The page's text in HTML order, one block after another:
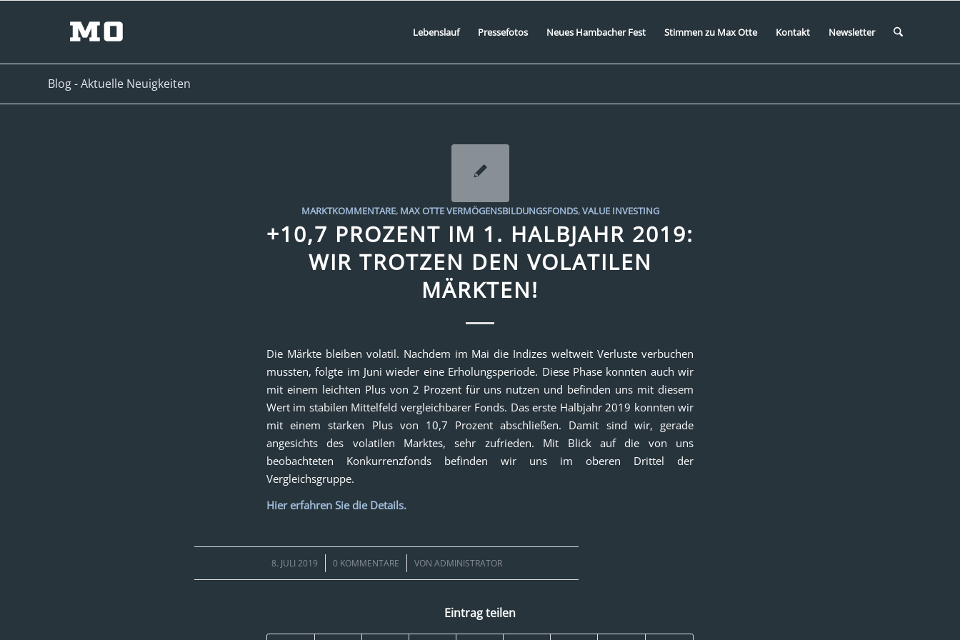
Lebenslauf Pressefotos Neues Hambacher Fest Stimmen zu Max Otte Kontakt Newsletter
Blog - Aktuelle Neuigkeiten
MARKTKOMMENTARE, MAX OTTE VERMÖGENSBILDUNGSFONDS,VALUE INVESTING
+10,7 PROZENT IM 1. HALBJAHR 2019:
WIR TROTZEN DEN VOLATILEN
MÄRKTEN!
Die Märkte bleiben volatil. Nachdem im Mai die Indizes weltweit Verluste verbuchen
mussten, folgte im Juni wieder eine Erholungsperiode. Diese Phase konnten auch wir
mit einem leichten Plus von 2 Prozent für uns nutzen und befinden uns mit diesem
Wert im stabilen Mittelfeld vergleichbarer Fonds. Das erste Halbjahr 2019 konnten wir
mit einem starken Plus von 10,7 Prozent abschließen. Damit sind wir, gerade
angesichts des volatilen Marktes, sehr zufrieden. Mit Blick auf die von uns
beobachteten Konkurrenzfonds befinden wir uns im oberen Drittel der
Vergleichsgruppe.
Hier erfahren Sie die Details.
8. JULI 2019
/ 0 KOMMENTARE
/ VON ADMINISTRATOR
Eintrag teilen